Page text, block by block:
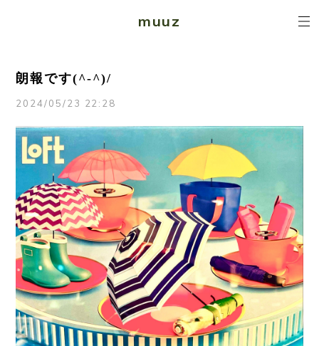
muuz
朗報です(^-^)/
2024/05/23 22:28